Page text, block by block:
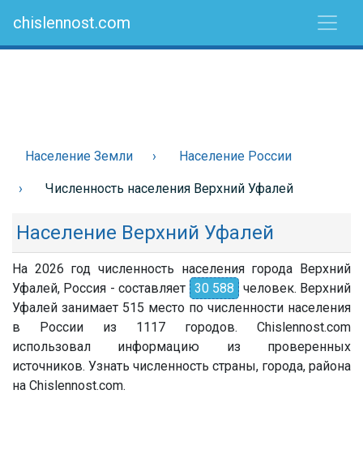
chislennost.com
Население Земли Население России
Численность населения Верхний Уфалей
Население Верхний Уфалей
На 2026 год численность населения города Верхний
Уфалей, Россия - составляет 30 588
человек. Верхний
Уфалей занимает 515 место по численности населения
в России из 1117 городов. Chislennost.com
использовал информацию из проверенных
источников. Узнать численность страны, города, района
на Chislennost.com.